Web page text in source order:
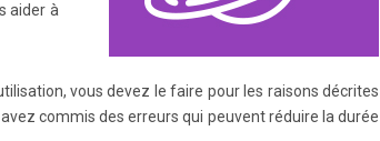
aider à
vous devez le faire pour les raisons décrites
commis des erreurs qui peuvent réduire la durée